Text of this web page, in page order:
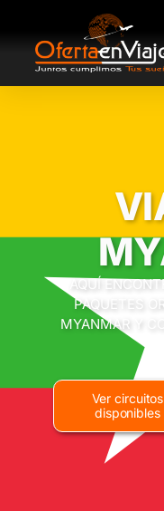
AQUÍ
PAQUETES
MYANMAR Y
Ver circuitos
disponibles